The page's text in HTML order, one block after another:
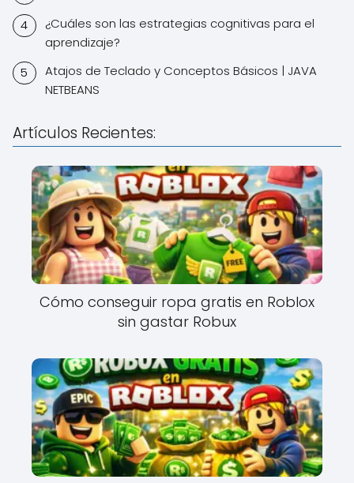
¿Cuáles son las estrategias cognitivas para el
aprendizaje?
Atajos de Teclado y Conceptos Básicos | JAVA
NETBEANS
Artículos Recientes:
Cómo conseguir ropa gratis en Roblox
sin gastar Robux